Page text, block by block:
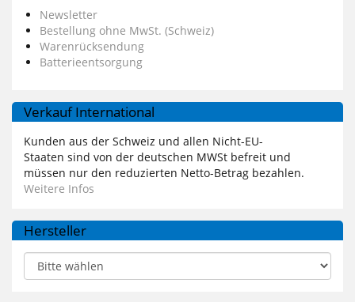
Newsletter
Bestellung ohne MwSt. (Schweiz)
Warenrücksendung
Batterieentsorgung
Verkauf International
Kunden aus der Schweiz und allen Nicht-EU-
Staaten sind von der deutschen MWSt befreit und
müssen nur den reduzierten Netto-Betrag bezahlen.
Weitere Infos
Hersteller